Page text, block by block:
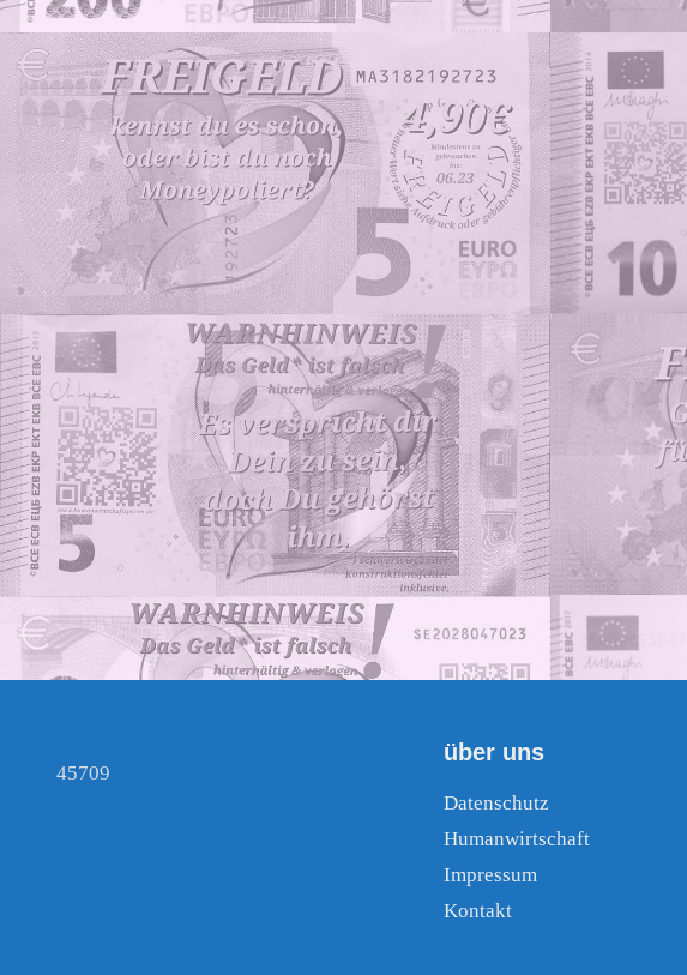
45709
über uns
Datenschutz
Humanwirtschaft
Impressum
Kontakt